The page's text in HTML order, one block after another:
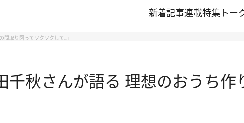
新着記事連載特集 トー
間取り図ってワクワクして…」
千秋さんが語る 理想のおうち